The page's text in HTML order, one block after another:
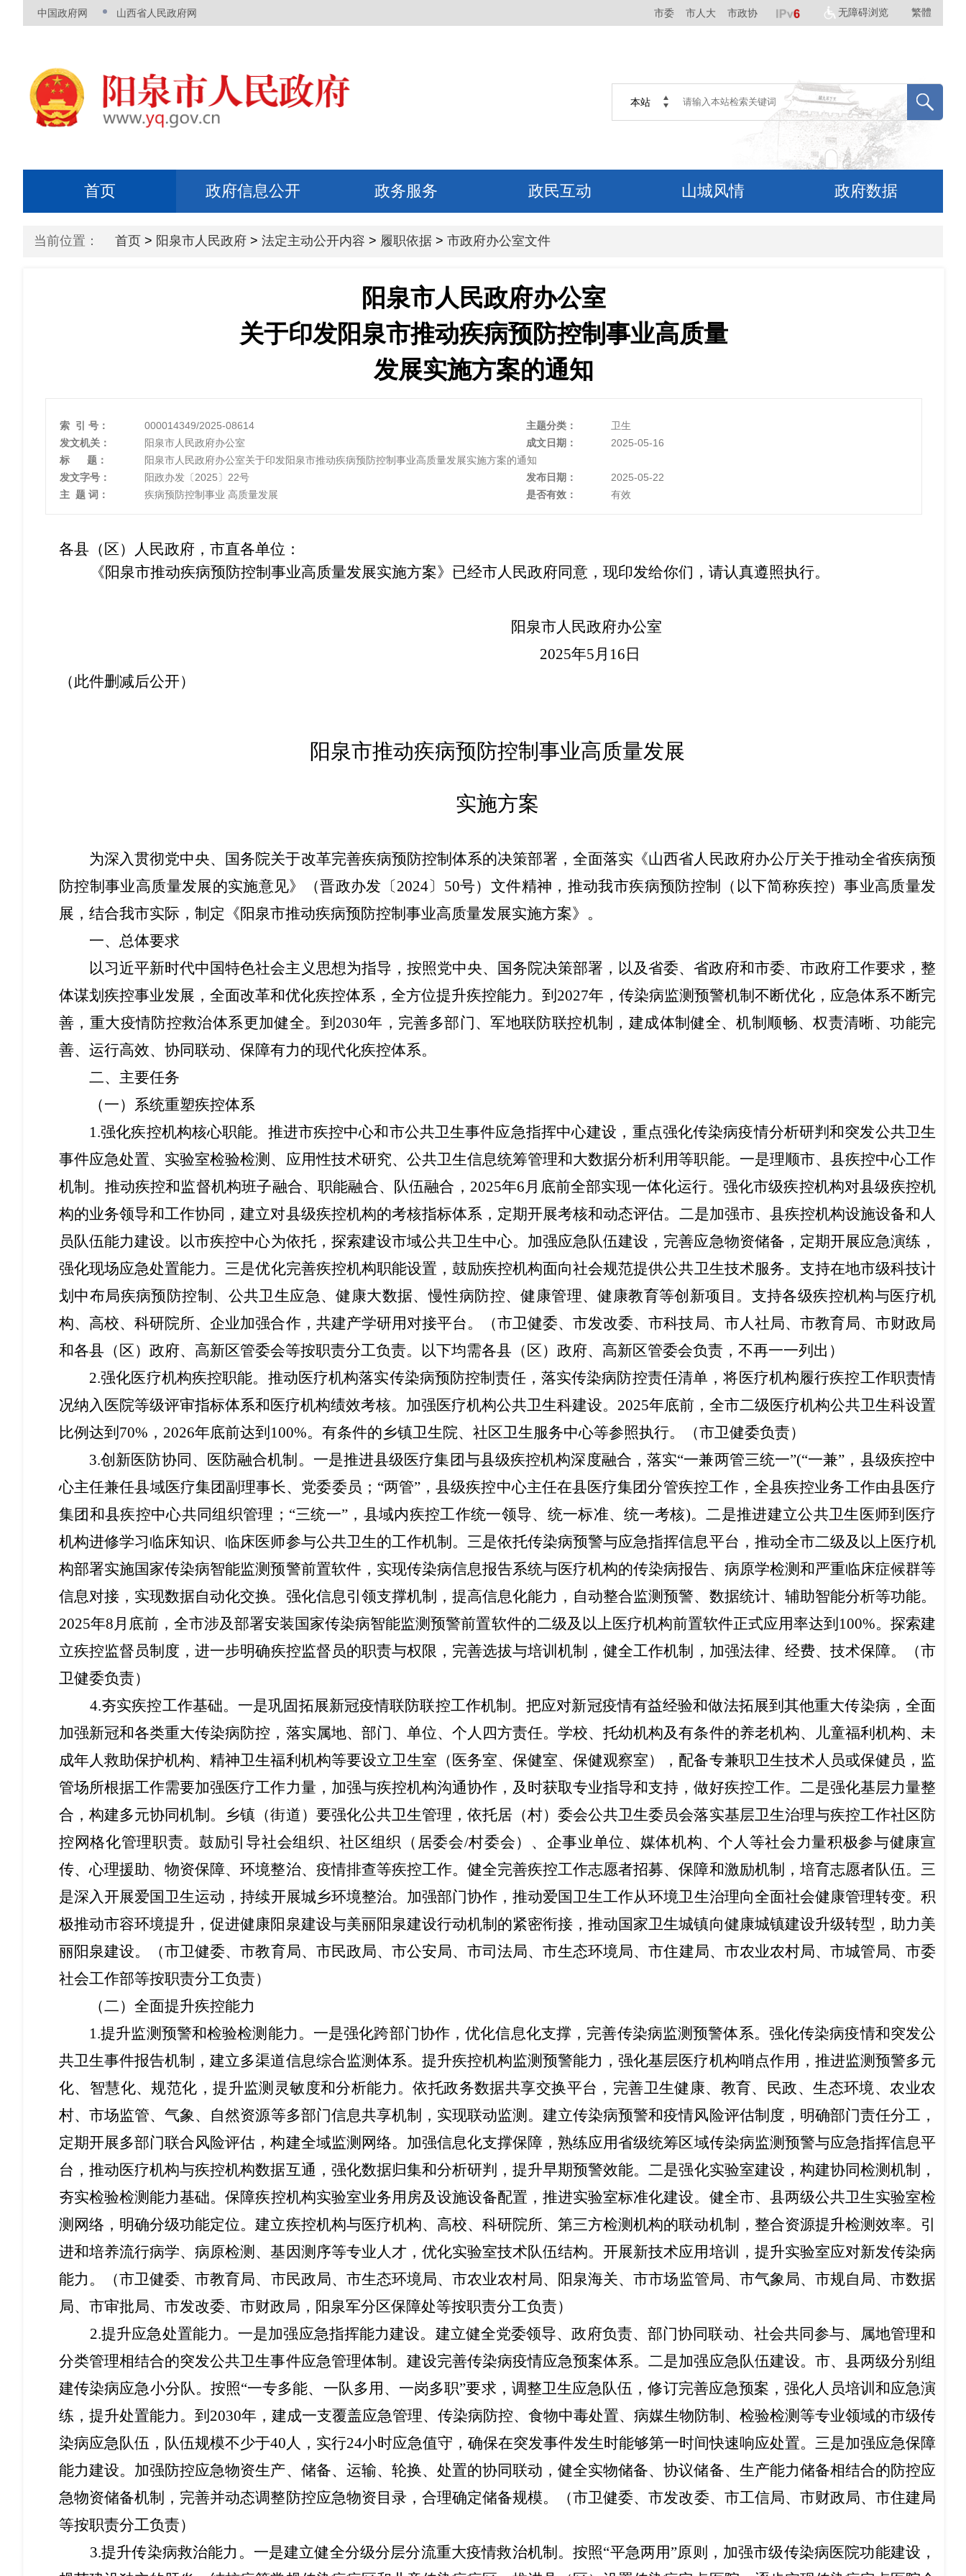
当前位置： 首页 > 阳泉市人民政府 > 法定主动公开内容 > 履职依据 > 市政府办公室文件
阳泉市人民政府办公室
关于印发阳泉市推动疾病预防控制事业高质量
发展实施方案的通知
索 引 号： 000014349/2025-08614 主题分类：
卫生
发文机关：
阳泉市人民政府办公室 成文日期：
2025-05-16
标 题：
阳泉市人民政府办公室关于印发阳泉市推动疾病预防控制事业高质量发展实施方案的通知
发文字号：
阳政办发〔2025〕22号 发布日期：
2025-05-22
主 题 词：
疾病预防控制事业 高质量发展 是否有效： 有效
各县（区）人民政府，市直各单位：
《阳泉市推动疾病预防控制事业高质量发展实施方案》已经市人民政府同意，现印发给你们，请认真遵照执行。
阳泉市人民政府办公室
2025年5月 16 日
（此件删减后公开）
阳泉市推动疾病预防控制事业高质量发展
实施方案
为深入贯彻党中央、国务院关于改革完善疾病预防控制体系的决策部署，全面落实《山西省人民政府办公厅关于推动全省疾病预
防控制事业高质量发展的实施意见》（晋政办发〔2024〕 50号） 文件精神 ，推动我市疾病预防控制（以下简称疾控）事业高质量发
展， 结合我市实际，制定《阳泉市推动疾病预防控制事业高质量发展实施方案》。
一、总体要求
以习近平新时代中国特色社会主义思想为指导，按照党中央、国务院决策部署，以及省委、省政府和市委、市政府工作要求， 整
体谋划 疾控事业发展，全面改革和优化疾控体系， 全方位提升疾控能力。到 2027年，传染病监测预警机制不断优化，应急体系不断完
善， 重大疫情防控救治体系更加健全。到 2030年，完善多部门、军地联防联控机制，建成体制健全、机制顺畅、权责清晰、功能完
善、运行高效、协同联动、保障有力的现代化疾控体系。
二、 主要任务
（一）系统重塑疾控体系
1.强化疾控机构核心职能。 推进市疾控中心和市公共卫生事件应急指挥中心建设，重点强化传染病疫情分析研判和突发公共卫生
事件应急处置、实验室检验检测、应用性技术研究、公共卫生信息统筹管理和大数据分析利用等职能。一是理顺市、县疾控中心工作
机制。推动疾控和监督机构班子融合、职能融合、队伍融合， 2025年6月底前全部实现一体化运行。 强化市级疾控机构对县级疾控机
构的业务领导和工作协同，建立对县级疾控机构的考核指标体系 ， 定期开展考核和动态评估。 二是加强市、县疾控机构设施设备和人
员队伍能力建设。 以市疾控中心为依托，探索建设市域公共卫生中心。 加强应急队伍建设，完善应急物资储备，定期开展应急演练，
强化现场应急处置能力。三是优化完善疾控机构职能设置， 鼓励疾控机构面向社会规范提供公共卫生技术服务。 支持在地市级科技计
划中布局疾病预防控制 、公共卫生应急、健康大数据、慢性病防控、健康管理、健康教育等创新项目 。 支持各级疾控机构与医疗机
构、高校、科研院所、企业加强合作， 共建产学研用对接平台。（市卫健委、市发改委、市科技局、 市人社局、 市教育局、 市财政局
和各县（区） 政府、高新区管委会等按职责分工负责。以下均需各县（区） 政府、高新区管委会负责 ，不再一一列出）
2.强化医疗机构疾控职能。 推动医疗机构落实传染病预防控制责任， 落实传染病防控责任清单 ，将医疗机构履行疾控工作职责情
况纳入医院等级评审指标体系和医疗机构绩效考核。 加强医疗机构公共卫生科建设。 2025年底前，全市二级医疗机构公共卫生科设置
比例达到70%，2026年底前达到100%。 有条件的乡镇卫生院、社区卫生服务中心等参照执行。（市卫健委负责）
3.创新医防协同、医防融合机制。 一是推进县级医疗集团与县级疾控机构深度融合，落实“一兼两管三统一”(“一兼”，县级疾控中
心主任兼任县域医疗集团副理事长、党委委员；“两管”，县级疾控中心主任在县医疗集团分管疾控工作，全县疾控业务工作由县医疗
集团和县疾控中心共同组织管理；“三统一”，县域内疾控工作统一领导、统一标准、统一考核)。二是推进建立公共卫生医师到医疗
机构进修学习临床知识、临床医师参与公共卫生的工作机制。 三是依托传染病预警与应急指挥信息平台，推动全市二级及以上医疗机
构部署实施国家传染病智能监测预警前置软件， 实现传染病信息报告系统与医疗机构的传染病报告、病原学检测和严重临床症候群等
信息对接，实现数据自动化交换。 强化信息引领支撑机制， 提高信息化能力，自动整合监测预警、数据统计、辅助智能分析等功能。
2025年8月底前，全市涉及部署安装国家传染病智能监测预警前置软件的二级及以上医疗机构前置软件正式应用率达到100%。 探索建
立疾控监督员制度 ，进一步明确疾控监督员的职责与权限 ，完善选拔与培训机制，健全工作机制，加强法律、经费、技术保障。 （市
卫健委负责）
4.夯实疾控工作基础。 一是巩固拓展新冠疫情联防联控工作机制。把应对新冠疫情有益经验和做法拓展到其他重大传染病，全面
加强新冠和各类重大传染病防控，落实属地、部门、单位、个人四方责任。学校、托幼机构及有条件的养老机构、儿童福利机构、未
成年人救助保护机构、精神卫生福利机构等要设立卫生室（医务室、保健室、保健观察室），配备专兼职卫生技术人员或保健员，监
管场所根据工作需要加强医疗工作力量，加强与疾控机构沟通协作，及时获取专业指导和支持，做好疾控工作。二是强化基层力量整
合，构建多元协同机制。乡镇（街道）要强化公共卫生管理，依托居（村）委会公共卫生委员会落实基层卫生治理与疾控工作社区防
控网格化管理职责。鼓励引导社会组织、社区组织（居委会/村委会）、企事业单位、媒体机构、个人等社会力量积极参与健康宣
传、心理援助、物资保障、环境整治、疫情排查等疾控工作。健全完善疾控工作志愿者招募、保障和激励机制，培育志愿者队伍。三
是深入开展爱国卫生运动，持续开展城乡环境整治。 加强部门协作，推动爱国卫生工作从环境卫生治理向全面社会健康管理转变。积
极推动市容环境提升，促进健康阳泉建设与美丽阳泉建设行动机制的紧密衔接，推动国家卫生城镇向健康城镇建设升级转型，助力美
丽阳泉建设。
（市卫健委、市教育局、 市民政局、 市公安局、市司法局、市生态环境局、市住建局、 市农业农村局、市城管局、市委
社会工作部等按职责分工负责）
（二）全面提升疾控能力
1.提升监测预警和检验检测能力。一是强化跨部门协作 ，优化信息化支撑 ， 完善传染病监测预警体系。 强化传染病疫情和突发公
共卫生事件报告机制，建立多渠道信息综合监测体系。 提升疾控机构监测预警能力，强化基层医疗机构哨点作用， 推进监测预警多元
化、智慧化、规范化，提升监测灵敏度和分析能力。依托政务数据共享交换平台，完善卫生健康、教育、民政、生态环境、农业农
村、市场监管、气象、自然资源等多部门信息共享机制，实现联动监测。建立传染病预警和疫情风险评估制度，明确部门责任分工，
定期开展多部门联合风险评估，构建全域监测网络。加强信息化支撑保障 ，熟练应用省级统筹区域传染病监测预警与应急指挥信息平
台，推动医疗机构与疾控机构数据互通，强化数据归集和分析研判 ，提升早期预警效能。二是强化实验室建设 ， 构建协同检测机制 ，
夯实检验检测能力基础。保障疾控机构实验室业务用房及设施设备配置，推进实验室标准化建设。健全市、县两级公共卫生实验室检
测网络，明确分级功能定位。建立疾控机构与医疗机构、高校、科研院所、第三方检测机构的联动机制，整合资源提升检测效率。引
进和培养流行病学、病原检测、基因测序等专业人才，优化实验室技术队伍结构。开展新技术应用培训，提升实验室应对新发传染病
能力。（市卫健委、市教育局、 市民政局、 市生态环境局、 市农业农村局、 阳泉海关、市市场监管局、 市气象局、 市规自局、市数据
局、 市审批局、 市发改委、 市财政局，阳泉军分区保障处等按职责分工负责）
2.提升应急处置能力。 一是加强应急指挥能力建设。 建立健全党委领导、政府负责、部门协同联动、社会共同参与、属地管理和
分类管理相结合的突发公共卫生事件应急管理体制。建设完善传染病疫情应急预案体系。二是加强应急队伍建设。 市、县两级分别组
建传染病应急小分队。 按照“一专多能、一队多用、一岗多职”要求，调整卫生应急队伍，修订完善应急预案，强化人员培训 和应急演
练 ， 提升处置能力 。到 2030年，建成一支覆盖应急管理、传染病防控、食物中毒处置、病媒生物防制、检验检测等专业领域的市级传
染病应急队伍，队伍规模不少于40人，实行24小时应急值守，确保在突发事件发生时能够第一时间快速响应处置。三是加强应急保障
能力建设。加强防控应急物资生产、储备、运输、轮换、处置的协同联动，健全实物储备、协议储备、生产能力储备相结合的防控应
急物资储备机制，完善并动态调整防控应急物资目录，合理确定储备规模。
（市卫健委、市发改委、 市工信局、 市财政局、 市住建局
等按职责分工负责）
3.提升传染病救治能力。 一是建立健全分级分层分流重大疫情救治机制。按照“平急两用”原则，加强市级传染病医院功能建设，